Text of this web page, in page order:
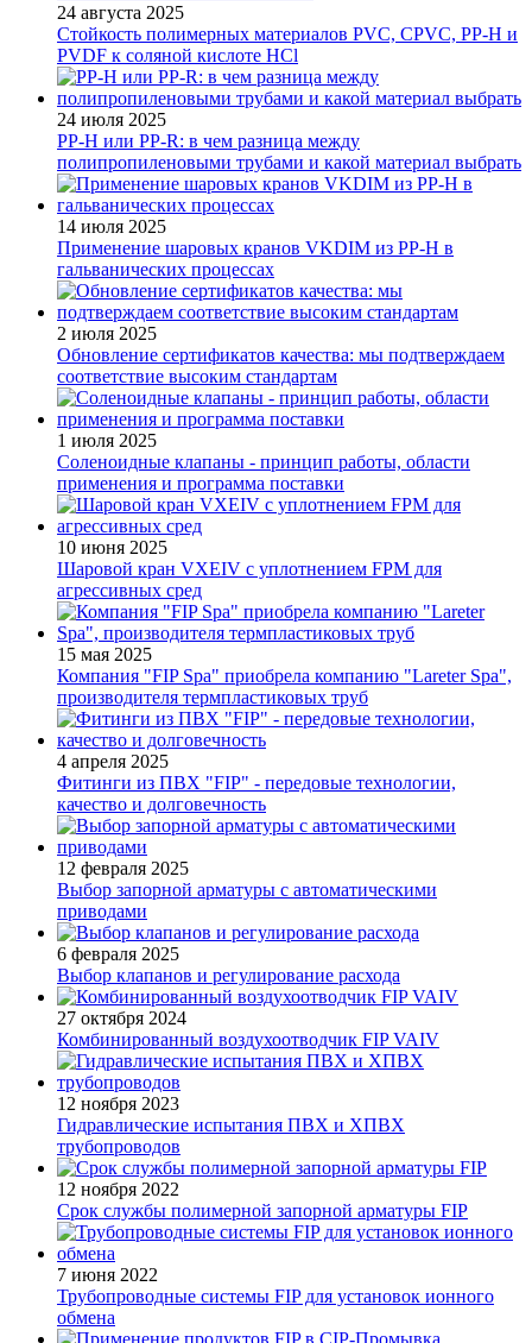
24 августа 2025
Стойкость полимерных материалов PVC, CPVC, PP-H и
PVDF к соляной кислоте HCl
24 июля 2025
PP-H или PP-R: в чем разница между
полипропиленовыми трубами и какой материал выбрать
14 июля 2025
Применение шаровых кранов VKDIM из PP-H в
гальванических процессах
2 июля 2025
Обновление сертификатов качества: мы подтверждаем
соответствие высоким стандартам
1 июля 2025
Соленоидные клапаны - принцип работы, области
применения и программа поставки
10 июня 2025
Шаровой кран VXEIV с уплотнением FPM для
агрессивных сред
15 мая 2025
Компания "FIP Spa" приобрела компанию "Lareter Spa",
производителя термпластиковых труб
4 апреля 2025
Фитинги из ПВХ "FIP" - передовые технологии,
качество и долговечность
12 февраля 2025
Выбор запорной арматуры с автоматическими
приводами
6 февраля 2025
Выбор клапанов и регулирование расхода
27 октября 2024
Комбинированный воздухоотводчик FIP VAIV
12 ноября 2023
Гидравлические испытания ПВХ и ХПВХ
трубопроводов
12 ноября 2022
Срок службы полимерной запорной арматуры FIP
7 июня 2022
Трубопроводные системы FIP для установок ионного
обмена